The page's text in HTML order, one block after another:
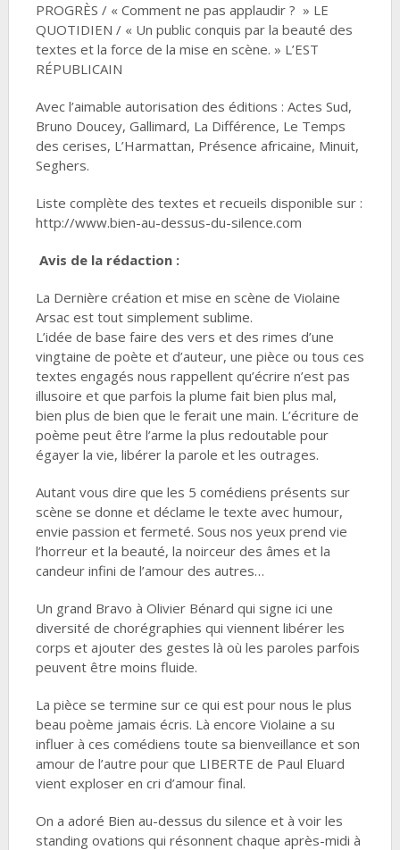
PROGRÈS / « Comment ne pas applaudir ? » LE
QUOTIDIEN / « Un public conquis par la beauté des
textes et la force de la mise en scène. » L’EST
RÉPUBLICAIN
Avec l’aimable autorisation des éditions : Actes Sud,
Bruno Doucey, Gallimard, La Différence, Le Temps
des cerises, L’Harmattan, Présence africaine, Minuit,
Seghers.
Liste complète des textes et recueils disponible sur :
http://www.bien-au-dessus-du-silence.com
Avis de la rédaction :
La Dernière création et mise en scène de Violaine
Arsac est tout simplement sublime.
L’idée de base faire des vers et des rimes d’une
vingtaine de poète et d’auteur, une pièce ou tous ces
textes engagés nous rappellent qu’écrire n’est pas
illusoire et que parfois la plume fait bien plus mal,
bien plus de bien que le ferait une main. L’écriture de
poème peut être l’arme la plus redoutable pour
égayer la vie, libérer la parole et les outrages.
Autant vous dire que les 5 comédiens présents sur
scène se donne et déclame le texte avec humour,
envie passion et fermeté. Sous nos yeux prend vie
l’horreur et la beauté, la noirceur des âmes et la
candeur infini de l’amour des autres…
Un grand Bravo à Olivier Bénard qui signe ici une
diversité de chorégraphies qui viennent libérer les
corps et ajouter des gestes là où les paroles parfois
peuvent être moins fluide.
La pièce se termine sur ce qui est pour nous le plus
beau poème jamais écris. Là encore Violaine a su
influer à ces comédiens toute sa bienveillance et son
amour de l’autre pour que LIBERTE de Paul Eluard
vient exploser en cri d’amour final.
On a adoré Bien au-dessus du silence et à voir les
standing ovations qui résonnent chaque après-midi à